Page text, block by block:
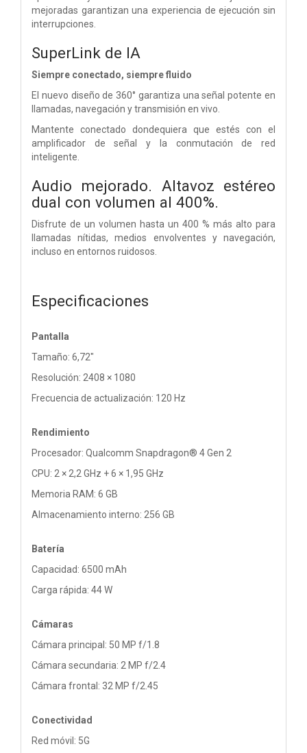
mejoradas garantizan una experiencia de ejecución sin
interrupciones.
SuperLink de IA
Siempre conectado, siempre fluido
El nuevo diseño de 360° garantiza una señal potente en
llamadas, navegación y transmisión en vivo.
Mantente conectado dondequiera que estés con el
amplificador de señal y la conmutación de red
inteligente.
Audio mejorado. Altavoz estéreo
dual con volumen al 400%.
Disfrute de un volumen hasta un 400 % más alto para
llamadas nítidas, medios envolventes y navegación,
incluso en entornos ruidosos.
Especificaciones
Pantalla
Tamaño: 6,72"
Resolución: 2408 × 1080
Frecuencia de actualización: 120 Hz
Rendimiento
Procesador: Qualcomm Snapdragon® 4 Gen 2
CPU: 2 × 2,2 GHz + 6 × 1,95 GHz
Memoria RAM: 6 GB
Almacenamiento interno: 256 GB
Batería
Capacidad: 6500 mAh
Carga rápida: 44 W
Cámaras
Cámara principal: 50 MP f/1.8
Cámara secundaria: 2 MP f/2.4
Cámara frontal: 32 MP f/2.45
Conectividad
Red móvil: 5G